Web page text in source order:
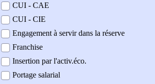
CUI - CAE
CUI - CIE
Engagement à servir dans la réserve
Franchise
Insertion par l'activ.éco.
Portage salarial